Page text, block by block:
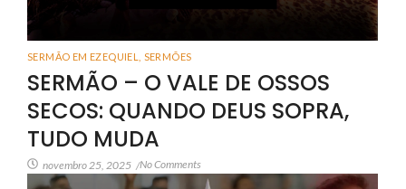
SERMÃO EM EZEQUIEL SERMÕES
SERMÃO – O VALE DE OSSOS
SECOS: QUANDO DEUS SOPRA,
TUDO MUDA
novembro 25, 2025 /No Comments